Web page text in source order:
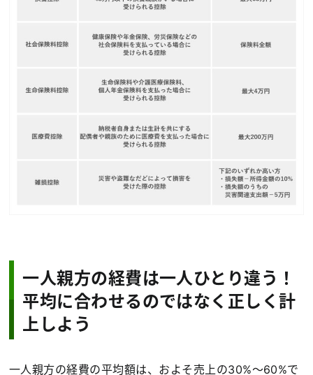
一人親方の経費は一人ひとり違う！
平均に合わせるのではなく正しく計
上しよう
一人親方の経費の平均額は、およそ売上の30%〜60%で